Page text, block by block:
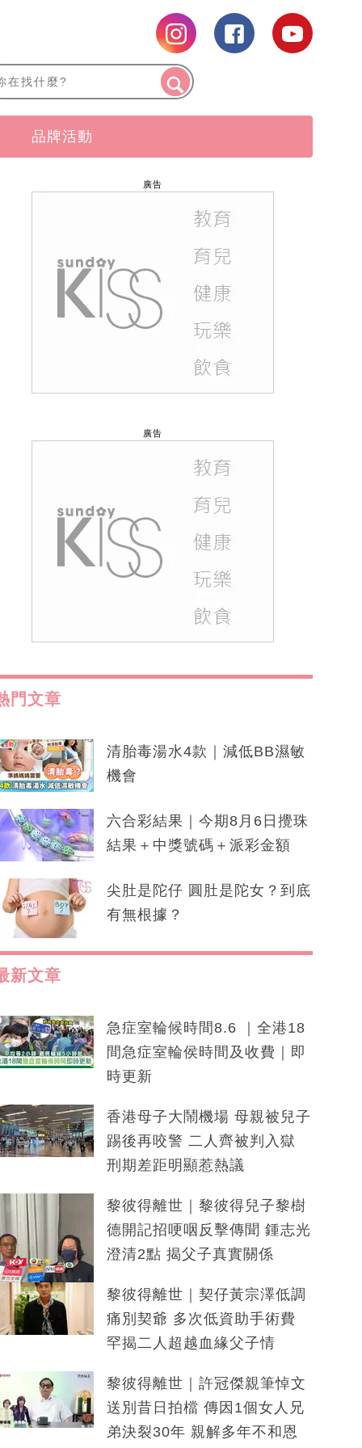
品牌活動
廣告
廣告
門文章
清胎毒湯水4款｜減低BB濕敏
機會
六合彩結果｜今期8月6日攪珠
結果＋中獎號碼＋派彩金額
尖肚是陀仔 圓肚是陀女？到底
有無根據？
新文章
急症室輪候時間8.6 ｜全港18
間急症室輪侯時間及收費｜即
時更新
香港母子大鬧機場 母親被兒子
踢後再咬警 二人齊被判入獄
刑期差距明顯惹熱議
黎彼得離世｜黎彼得兒子黎樹
德開記招哽咽反擊傳聞 鍾志光
澄清2點 揭父子真實關係
黎彼得離世｜契仔黃宗澤低調
痛別契爺 多次低資助手術費
罕揭二人超越血緣父子情
黎彼得離世｜許冠傑親筆悼文
送別昔日拍檔 傳因1個女人兄
弟決裂30年 親解多年不和恩